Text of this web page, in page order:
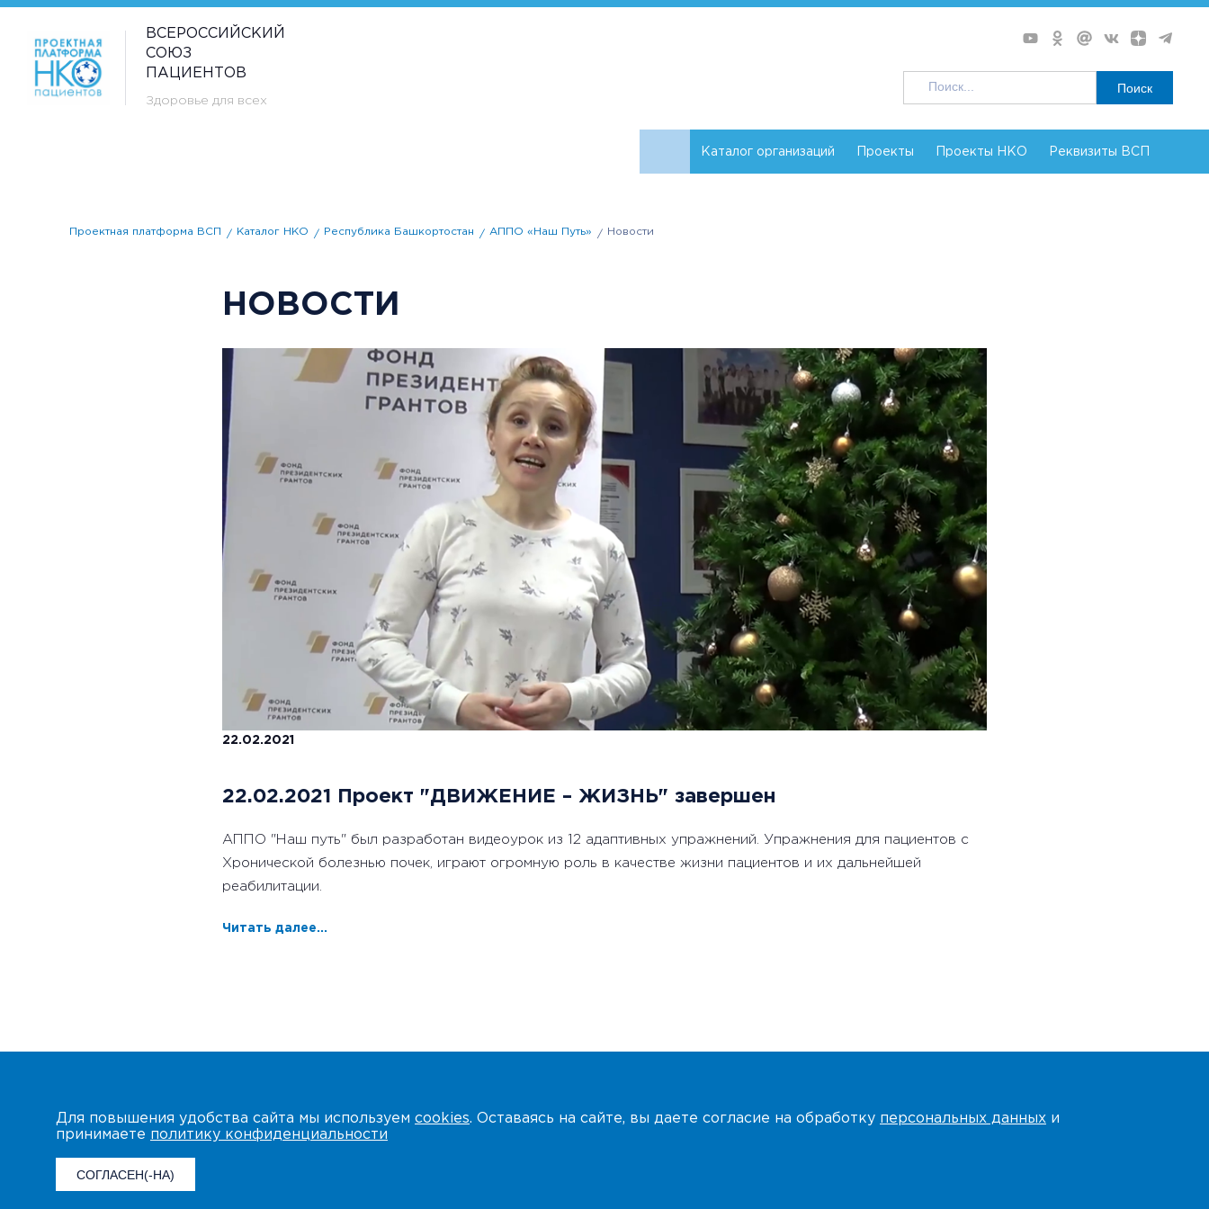
ВСЕРОССИЙСКИЙ
СОЮЗ
ПАЦИЕНТОВ
Здоровье для всех
Поиск
Каталог организаций Проекты Проекты НКО Реквизиты ВСП
Проектная платформа ВСП Каталог НКО Республика Башкортостан АППО «Наш Путь» Новости
НОВОСТИ
22.02.2021
22.02.2021 Проект "ДВИЖЕНИЕ – ЖИЗНЬ" завершен
АППО "Наш путь" был разработан видеоурок из 12 адаптивных упражнений. Упражнения для пациентов с
Хронической болезнью почек, играют огромную роль в качестве жизни пациентов и их дальнейшей
реабилитации.
Читать далее...
Для повышения удобства сайта мы используем cookies. Оставаясь на сайте, вы даете согласие на обработку персональных данных и
принимаете политику конфиденциальности
СОГЛАСЕН(-НА)